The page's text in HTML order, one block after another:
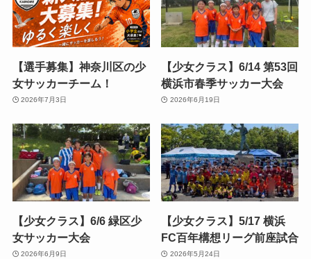
【選手募集】神奈川区の少
女サッカーチーム！
2026年7月3日
【少女クラス】6/14 第53回
横浜市春季サッカー大会
2026年6月19日
【少女クラス】6/6 緑区少
女サッカー大会
2026年6月9日
【少女クラス】5/17 横浜
FC百年構想リーグ前座試合
2026年5月24日